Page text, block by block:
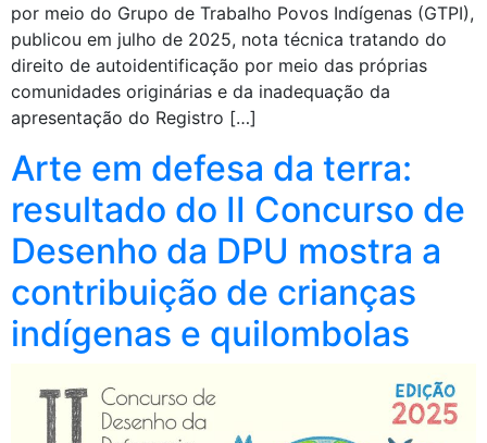
por meio do Grupo de Trabalho Povos Indígenas (GTPI),
publicou em julho de 2025, nota técnica tratando do
direito de autoidentificação por meio das próprias
comunidades originárias e da inadequação da
apresentação do Registro […]
Arte em defesa da terra:
resultado do II Concurso de
Desenho da DPU mostra a
contribuição de crianças
indígenas e quilombolas